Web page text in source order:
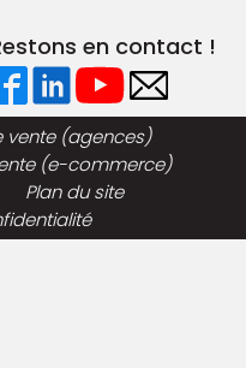
en contact !
vente (agences)
(e-commerce)
Plan du site